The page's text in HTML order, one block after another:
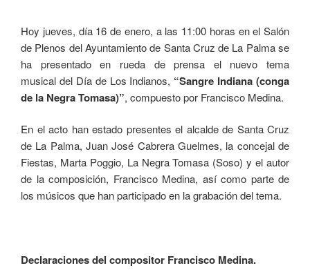
Hoy jueves, día 16 de enero, a las 11:00 horas en el Salón
de Plenos del Ayuntamiento de Santa Cruz de La Palma se
ha presentado en rueda de prensa el nuevo tema
musical del Día de Los Indianos, “Sangre Indiana (conga
de la Negra Tomasa)”, compuesto por Francisco Medina.
En el acto han estado presentes el alcalde de Santa Cruz
de La Palma, Juan José Cabrera Guelmes, la concejal de
Fiestas, Marta Poggio, La Negra Tomasa (Soso) y el autor
de la composición, Francisco Medina, así como parte de
los músicos que han participado en la grabación del tema.
Declaraciones del compositor Francisco Medina.